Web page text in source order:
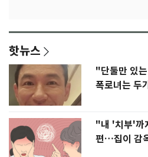
핫뉴스
"단둘만 있
폭로녀는 두
"내 '치부'까
편…집이 감